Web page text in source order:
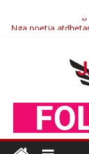
Nga poetja
Çlirimtari Mentor
Xhevdet Qeriqi
Postim me vlera